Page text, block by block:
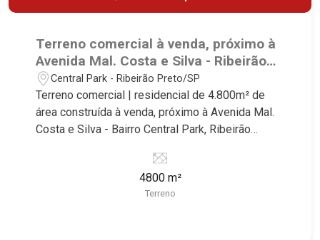
Terreno comercial à venda, próximo à
Avenida Mal. Costa e Silva - Ribeirão
Preto/SP.
Central Park - Ribeirão Preto/SP
Terreno comercial | residencial de 4.800m² de
área construída à venda, próximo à Avenida Mal.
Costa e Silva - Bairro Central Park, Ribeirão
imóvel que a Martinelli Imobiliária selecionou
aprovado de 96 apartamentos de uma vaga com
4800 m²
Terreno